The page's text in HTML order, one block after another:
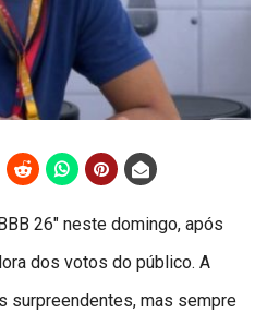
26" neste domingo, após
dos votos do público. A
surpreendentes, mas sempre